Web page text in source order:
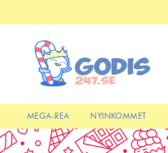
to
MEGA-REA NYINKOMMET